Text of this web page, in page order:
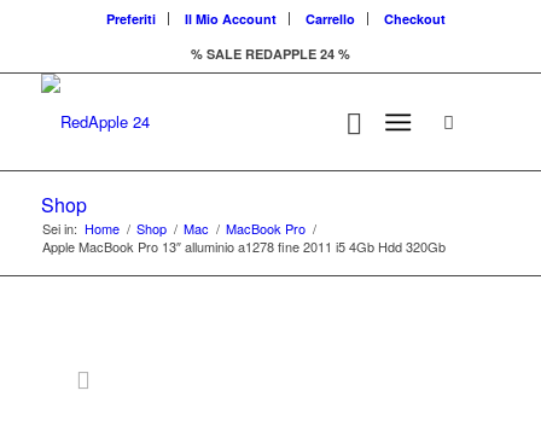
Preferiti Il Mio Account Carrello
Checkout
% SALE REDAPPLE 24 %
Shop
Sei in: Home / Shop / Mac / MacBook Pro /
Apple MacBook Pro 13″ alluminio a1278 fine 2011 i5 4Gb Hdd 320Gb